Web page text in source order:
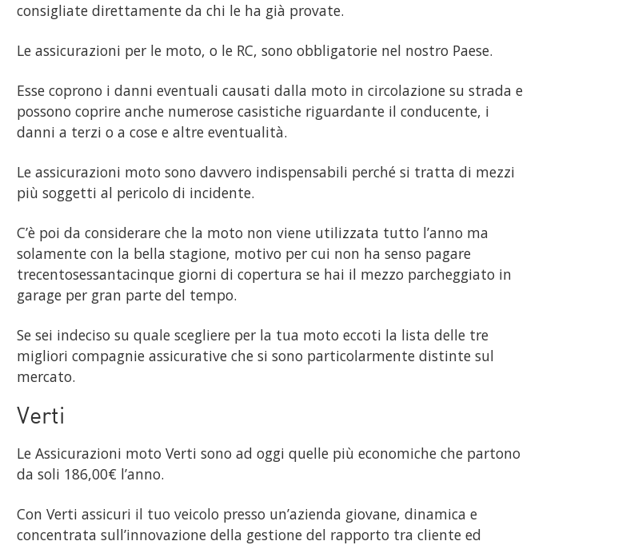
consigliate direttamente da chi le ha già provate.
Le assicurazioni per le moto, o le RC, sono obbligatorie nel nostro Paese.
Esse coprono i danni eventuali causati dalla moto in circolazione su strada e
possono coprire anche numerose casistiche riguardante il conducente, i
danni a terzi o a cose e altre eventualità.
Le assicurazioni moto sono davvero indispensabili perché si tratta di mezzi
più soggetti al pericolo di incidente.
C’è poi da considerare che la moto non viene utilizzata tutto l’anno ma
solamente con la bella stagione, motivo per cui non ha senso pagare
trecentosessantacinque giorni di copertura se hai il mezzo parcheggiato in
garage per gran parte del tempo.
Se sei indeciso su quale scegliere per la tua moto eccoti la lista delle tre
migliori compagnie assicurative che si sono particolarmente distinte sul
mercato.
Verti
Le Assicurazioni moto Verti sono ad oggi quelle più economiche che partono
da soli 186,00€ l’anno.
Con Verti assicuri il tuo veicolo presso un’azienda giovane, dinamica e
concentrata sull’innovazione della gestione del rapporto tra cliente ed